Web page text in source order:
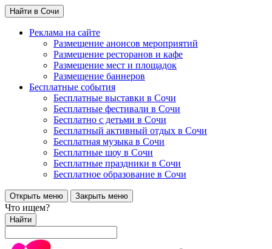
Найти в Сочи
Реклама на сайте
Размещение анонсов мероприятий
Размещение ресторанов и кафе
Размещение мест и площадок
Размещение баннеров
Бесплатные события
Бесплатные выставки в Сочи
Бесплатные фестивали в Сочи
Бесплатно с детьми в Сочи
Бесплатный активный отдых в Сочи
Бесплатная музыка в Сочи
Бесплатные шоу в Сочи
Бесплатные праздники в Сочи
Бесплатное образование в Сочи
Открыть меню Закрыть меню
Что ищем?
Найти